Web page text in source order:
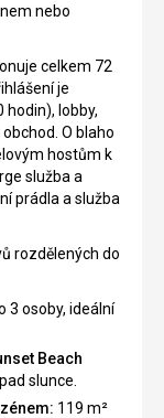
nebo
celkem 72
je
hodin), lobby,
O blaho
hostům k
služba a
prádla a služba
rozdělených do
3 osoby, ideální
Beach
slunce.
119 m²